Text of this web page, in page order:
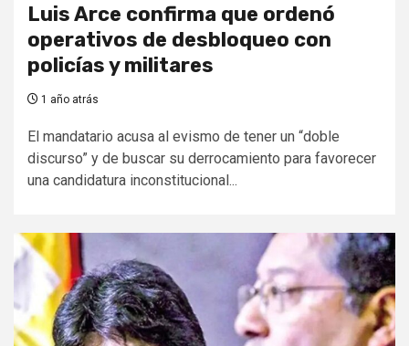
Luis Arce confirma que ordenó
operativos de desbloqueo con
policías y militares
1 año atrás
El mandatario acusa al evismo de tener un “doble
discurso” y de buscar su derrocamiento para favorecer
una candidatura inconstitucional...